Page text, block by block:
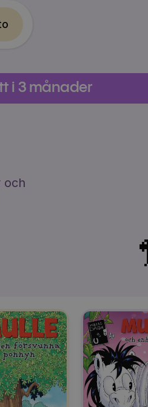
i 3 månader
och